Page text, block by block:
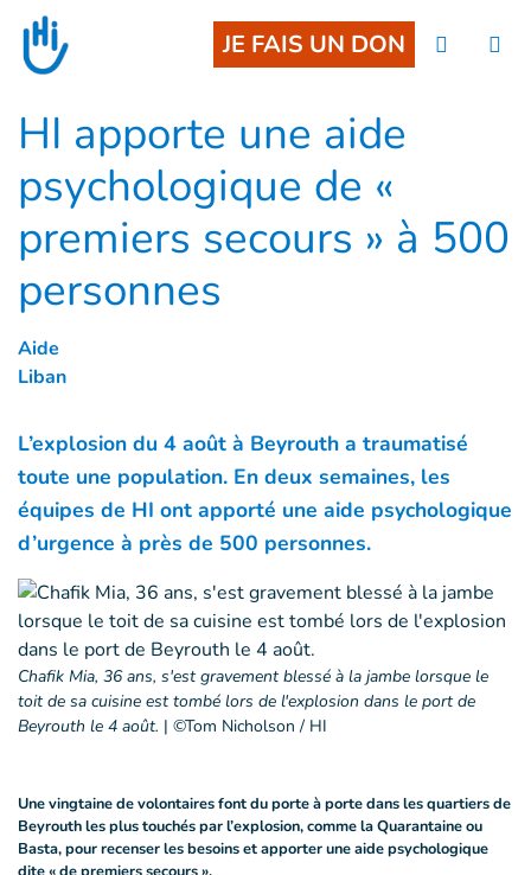
Goto main content
JE FAIS UN DON
HI apporte une aide
psychologique de «
premiers secours » à 500
personnes
Aide
Liban
L’explosion du 4 août à Beyrouth a traumatisé
toute une population. En deux semaines, les
équipes de HI ont apporté une aide psychologique
d’urgence à près de 500 personnes.
Chafik Mia, 36 ans, s'est gravement blessé à la jambe lorsque le
toit de sa cuisine est tombé lors de l'explosion dans le port de
Beyrouth le 4 août. | ©Tom Nicholson / HI
Une vingtaine de volontaires font du porte à porte dans les quartiers de
Beyrouth les plus touchés par l’explosion, comme la Quarantaine ou
Basta, pour recenser les besoins et apporter une aide psychologique